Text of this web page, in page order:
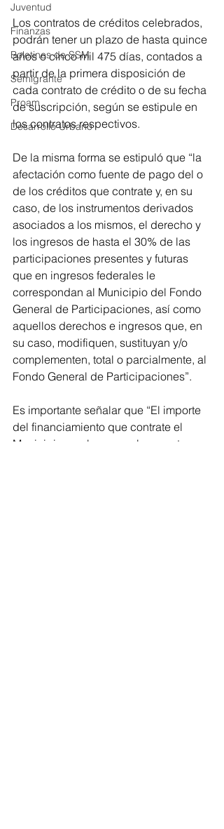
Juventud
Finanzas
Boletines de SSM
Semigrante
Proam
Desarrollo Urbano
Los contratos de créditos celebrados,
podrán tener un plazo de hasta quince
años o cinco mil 475 días, contados a
partir de la primera disposición de
cada contrato de crédito o de su fecha
de suscripción, según se estipule en
los contratos respectivos.
De la misma forma se estipuló que “la
afectación como fuente de pago del o
de los créditos que contrate y, en su
caso, de los instrumentos derivados
asociados a los mismos, el derecho y
los ingresos de hasta el 30% de las
participaciones presentes y futuras
que en ingresos federales le
correspondan al Municipio del Fondo
General de Participaciones, así como
aquellos derechos e ingresos que, en
su caso, modifiquen, sustituyan y/o
complementen, total o parcialmente, al
Fondo General de Participaciones”.
Es importante señalar que “El importe
del financiamiento que contrate el
Municipio con base en el presente